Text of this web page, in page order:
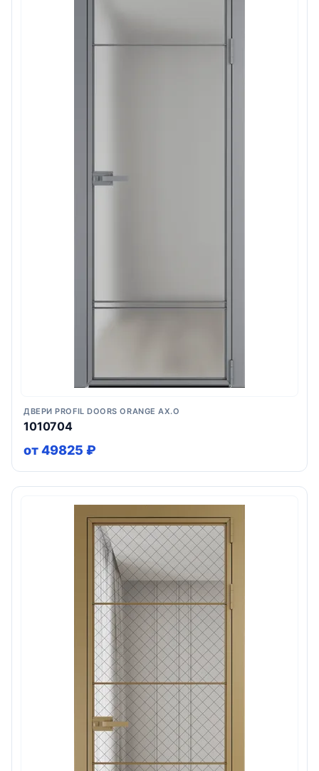
ДВЕРИ PROFIL DOORS ORANGE AX.O
1010704
от 49825 ₽